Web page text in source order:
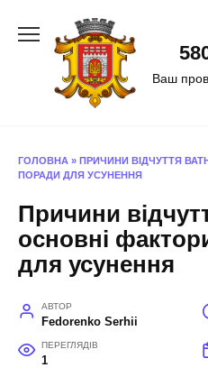
Ваш
ГОЛОВНА » ПРИЧИНИ ВІДЧУТТЯ
ПОРАДИ ДЛЯ УСУНЕННЯ
Причини
основні
для усунення
АВТОР
Fedorenko Serhii
ПЕРЕГЛЯДІВ
1